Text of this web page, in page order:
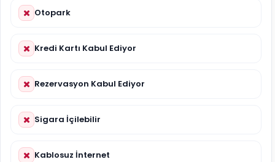
Otopark
Kredi Kartı Kabul Ediyor
Rezervasyon Kabul Ediyor
Sigara İçilebilir
Kablosuz İnternet